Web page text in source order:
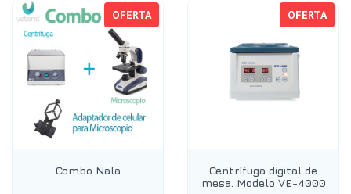
OFERTA
Combo Nala
OFERTA
Centrífuga digital de
mesa. Modelo VE-4000